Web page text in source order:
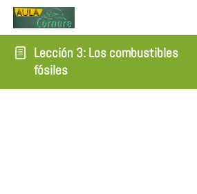
Lección 3: Los combustibles
fósiles